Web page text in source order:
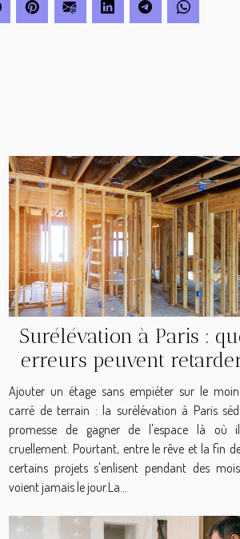
Surélévation à Paris :
erreurs peuvent
bloquer) votre
Ajouter un étage sans empiéter sur le
carré de terrain : la surélévation à Paris
promesse de gagner de l'espace là où
cruellement. Pourtant, entre le rêve et la fin
certains projets s'enlisent pendant des
voient jamais le jour.La...